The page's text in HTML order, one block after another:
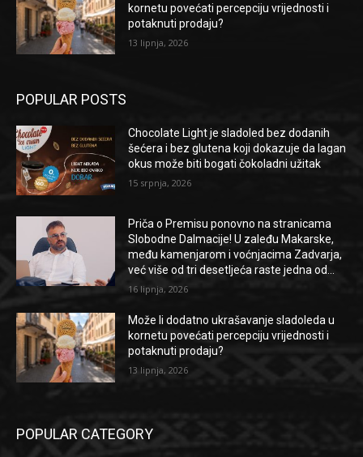
kornetu povećati percepciju vrijednosti i
potaknuti prodaju?
13 lipnja, 2026
POPULAR POSTS
Chocolate Light je sladoled bez dodanih
šećera i bez glutena koji dokazuje da lagan
okus može biti bogati čokoladni užitak
15 srpnja, 2026
Priča o Premisu ponovno na stranicama
Slobodne Dalmacije! U zaleđu Makarske,
među kamenjarom i voćnjacima Zadvarja,
već više od tri desetljeća raste jedna od...
16 lipnja, 2026
Može li dodatno ukrašavanje sladoleda u
kornetu povećati percepciju vrijednosti i
potaknuti prodaju?
13 lipnja, 2026
POPULAR CATEGORY